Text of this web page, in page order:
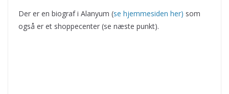
Der er en biograf i Alanyum (se hjemmesiden her) som
også er et shoppecenter (se næste punkt).